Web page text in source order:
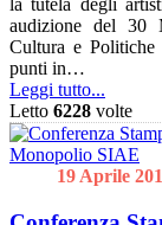
audizione del 30
Cultura e
punti in…
Leggi tutto...
Letto 6228 volte
19 Aprile